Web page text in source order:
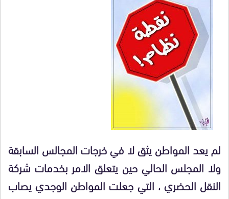
لم يعد المواطن يثق لا في خرجات المجالس السابقة
ولا المجلس الحالي حين يتعلق الامر بخدمات شركة
النقل الحضري ، التي جعلت المواطن الوجدي يصاب